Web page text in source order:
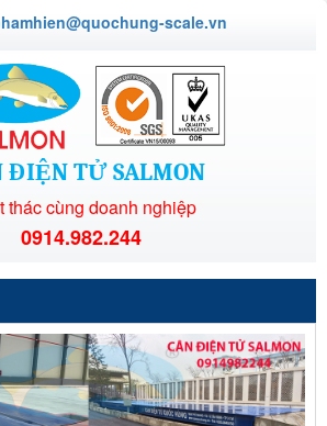
scale.vn
ĐIỆN TỬ SALMON
thác cùng doanh nghiệp
0914.982.244